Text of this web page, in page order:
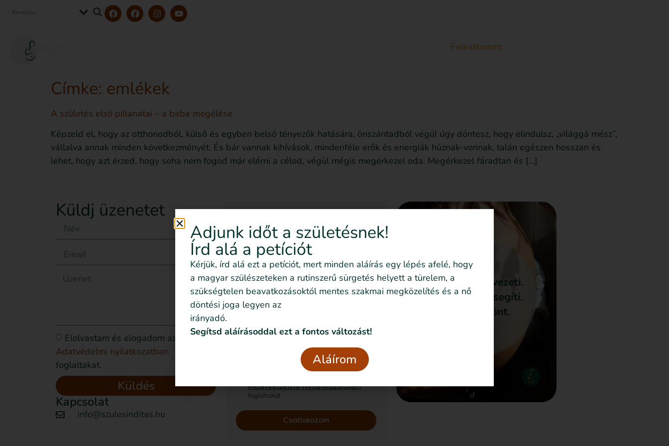
Feliratkozom
Címke: emlékek
A születés első pillanatai – a baba megélése
Képzeld el, hogy az otthonodból, külső és egyben belső tényezők hatására, önszántadból végül úgy döntesz, hogy elindulsz, „világgá mész”,
vállalva annak minden következményét. És bár vannak kihívások, mindenféle erők és energiák húznak-vonnak, talán egészen hosszan és
lehet, hogy azt érzed, hogy soha nem fogod már elérni a célod, végül mégis megérkezel oda. Megérkezel fáradtan és […]
Küldj üzenetet
Elolvastam és elogadom az
Adatvédelmi nyilatkozatban
foglaltakat.
Küldés
Kapcsolat
info@szulesinditas.hu
követni az
eseményeket emailben
is
Feliratkozom!
Szeretném nyomon követni az
eseményeket emailben is
Szeretném elmesélni a saját
Adatvédelmi nyilatkozatban
foglaltakat.
Csatlakozom
Adjunk időt a születésnek!
Írd alá a petíciót
Kérjük, írd alá ezt a petíciót, mert minden aláírás egy lépés afelé, hogy
a magyar szülészeteken a rutinszerű sürgetés helyett a türelem, a
szükségtelen beavatkozásoktól mentes szakmai megközelítés és a nő
döntési joga legyen az
irányadó.
Segítsd aláírásoddal ezt a fontos változást!
Aláírom